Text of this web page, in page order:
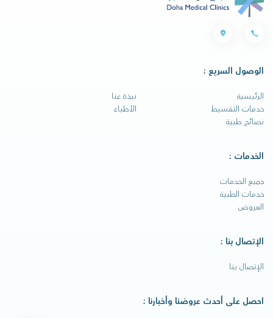
الوصول السريع :
الرئيسية
نبذة عنا
خدمات التقسيط
الأطباء
نصائح طبية
الخدمات :
جميع الخدمات
خدمات الطبية
العروض
الإتصال بنا :
الإتصال بنا
احصل على أحدث عروضنا وأخبارنا :